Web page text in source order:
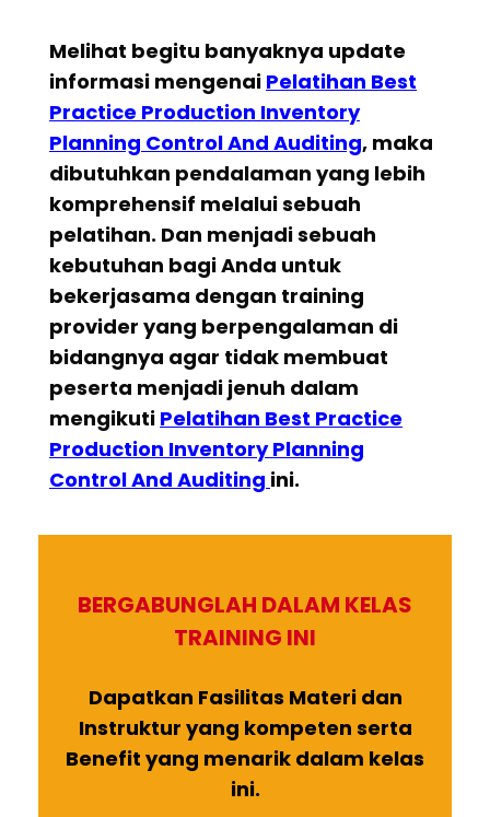
Melihat begitu banyaknya update
informasi mengenai Pelatihan Best
Practice Production Inventory
Planning Control And Auditing, maka
dibutuhkan pendalaman yang lebih
komprehensif melalui sebuah
pelatihan. Dan menjadi sebuah
kebutuhan bagi Anda untuk
bekerjasama dengan training
provider yang berpengalaman di
bidangnya agar tidak membuat
peserta menjadi jenuh dalam
mengikuti Pelatihan Best Practice
Production Inventory Planning
Control And Auditing ini.
BERGABUNGLAH DALAM KELAS
TRAINING INI
Dapatkan Fasilitas Materi dan
Instruktur yang kompeten serta
Benefit yang menarik dalam kelas
ini.